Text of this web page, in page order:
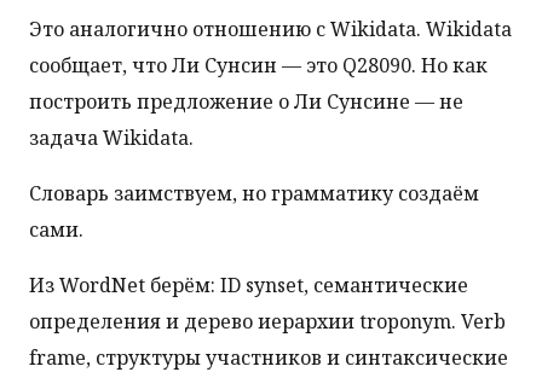
Это аналогично отношению с Wikidata. Wikidata
сообщает, что Ли Сунсин — это Q28090. Но как
построить предложение о Ли Сунсине — не
задача Wikidata.
Словарь заимствуем, но грамматику создаём
сами.
Из WordNet берём: ID synset, семантические
определения и дерево иерархии troponym. Verb
frame, структуры участников и синтаксические